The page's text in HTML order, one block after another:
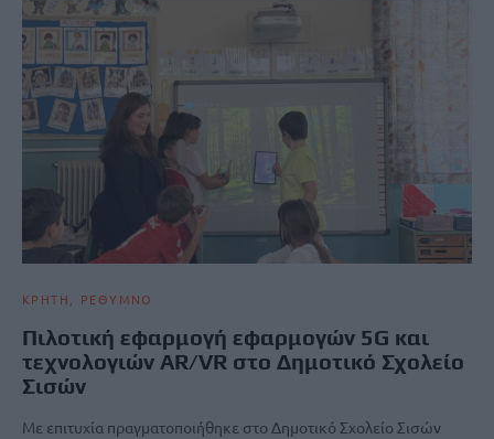
ΚΡΗΤΗ ΡΕΘΥΜΝΟ
Πιλοτική εφαρμογή εφαρμογών 5G και
τεχνολογιών AR/VR στο Δημοτικό Σχολείο
Σισών
Με επιτυχία πραγματοποιήθηκε στο Δημοτικό Σχολείο Σισών